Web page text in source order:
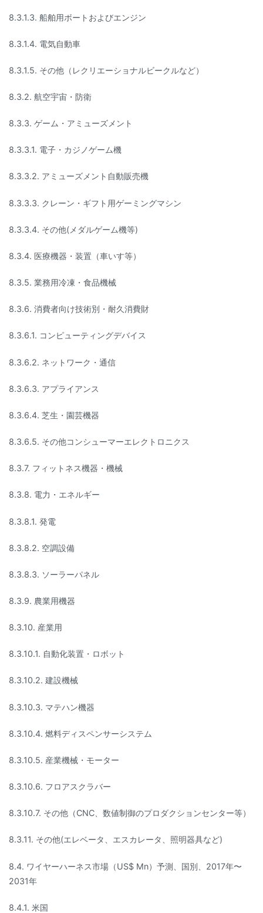
8.3.1.3. 船舶用ボートおよびエンジン
8.3.1.4. 電気自動車
8.3.1.5. その他（レクリエーショナルビークルなど）
8.3.2. 航空宇宙・防衛
8.3.3. ゲーム・アミューズメント
8.3.3.1. 電子・カジノゲーム機
8.3.3.2. アミューズメント自動販売機
8.3.3.3. クレーン・ギフト用ゲーミングマシン
8.3.3.4. その他(メダルゲーム機等)
8.3.4. 医療機器・装置（車いす等）
8.3.5. 業務用冷凍・食品機械
8.3.6. 消費者向け技術別・耐久消費財
8.3.6.1. コンピューティングデバイス
8.3.6.2. ネットワーク・通信
8.3.6.3. アプライアンス
8.3.6.4. 芝生・園芸機器
8.3.6.5. その他コンシューマーエレクトロニクス
8.3.7. フィットネス機器・機械
8.3.8. 電力・エネルギー
8.3.8.1. 発電
8.3.8.2. 空調設備
8.3.8.3. ソーラーパネル
8.3.9. 農業用機器
8.3.10. 産業用
8.3.10.1. 自動化装置・ロボット
8.3.10.2. 建設機械
8.3.10.3. マテハン機器
8.3.10.4. 燃料ディスペンサーシステム
8.3.10.5. 産業機械・モーター
8.3.10.6. フロアスクラバー
8.3.10.7. その他（CNC、数値制御のプロダクションセンター等）
8.3.11. その他(エレベータ、エスカレータ、照明器具など)
8.4. ワイヤーハーネス市場（US$ Mn）予測、国別、2017年〜
2031年
8.4.1. 米国